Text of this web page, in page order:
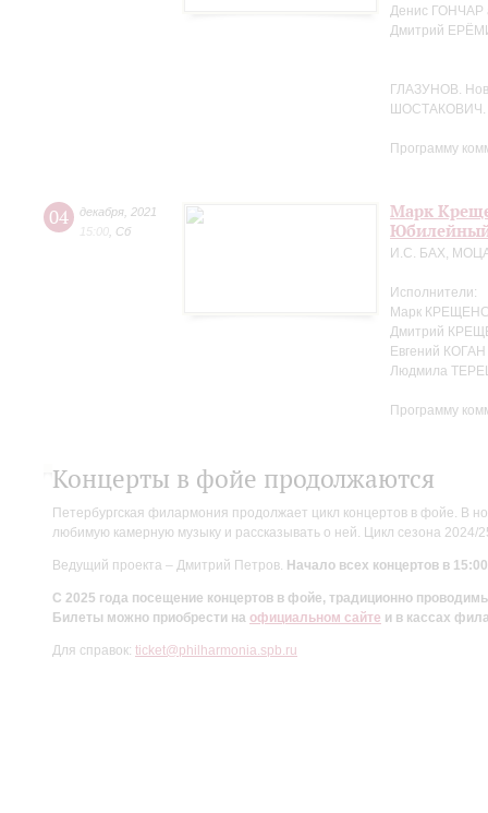
Денис ГОНЧАР
Дмитрий
ГЛАЗУНОВ.
ШОСТАКОВИЧ.
Программу
04 декабря 2021
15:00 Сб
Марк
И.С. БАХ,
Исполнители:
Марк
Дмитрий
Евгений
Людмила
Программу
Концерты в фойе продолжаются
Петербургская филармония продолжает цикл концертов в фойе. В
любимую камерную музыку и рассказывать о ней. Цикл сезона
Ведущий проекта – Дмитрий Петров. Начало всех концертов в
С 2025 года посещение концертов в фойе, традиционно
Билеты можно приобрести на официальном сайте и в кассах
Для справок: ticket@philharmonia.spb.ru